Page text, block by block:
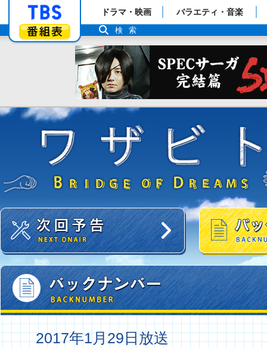
「TBSテレビ」トップページ
番組表
ドラマ・映画 バラエティ・音楽
検索
2017年1月29日放送